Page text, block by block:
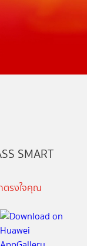
SMART
ตรงใจคุณ